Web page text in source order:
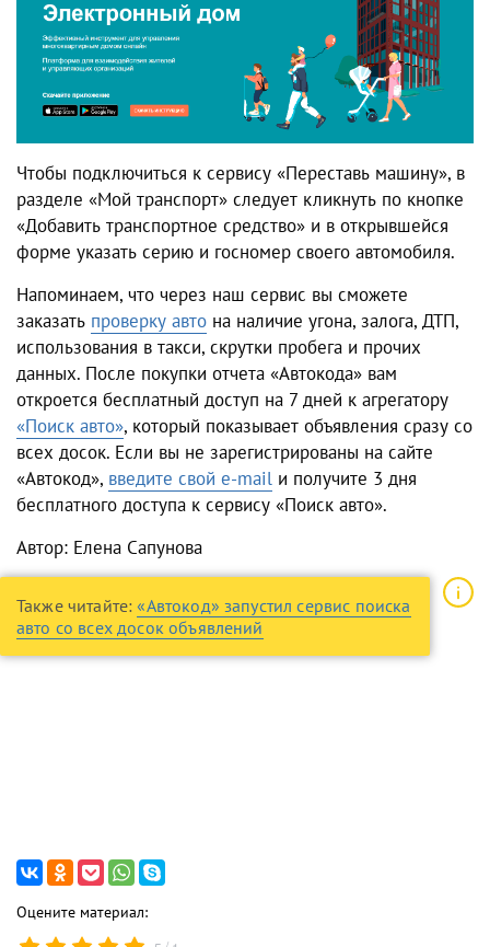
Чтобы подключиться к сервису «Переставь машину», в
разделе «Мой транспорт» следует кликнуть по кнопке
«Добавить транспортное средство» и в открывшейся
форме указать серию и госномер своего автомобиля.
Напоминаем, что через наш сервис вы сможете
заказать проверку авто на наличие угона, залога, ДТП,
использования в такси, скрутки пробега и прочих
данных. После покупки отчета «Автокода» вам
откроется бесплатный доступ на 7 дней к агрегатору
«Поиск авто», который показывает объявления сразу со
всех досок. Если вы не зарегистрированы на сайте
«Автокод», введите свой e-mail и получите 3 дня
бесплатного доступа к сервису «Поиск авто».
Автор: Елена Сапунова
Также читайте:«Автокод» запустил сервис поиска
авто со всех досок объявлений
Оцените материал: